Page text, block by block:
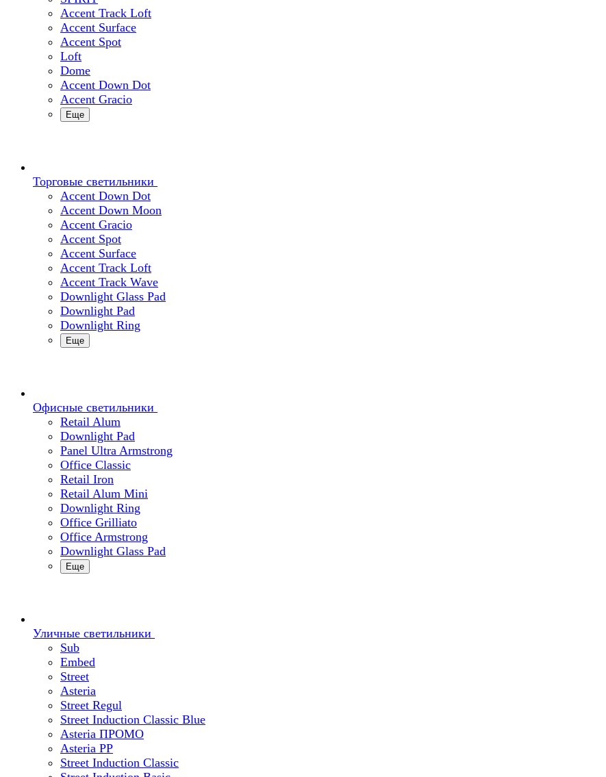
Accent Track Loft
Accent Surface
Accent Spot
Loft
Dome
Accent Down Dot
Accent Gracio
Еще
Торговые светильники
Accent Down Dot
Accent Down Moon
Accent Gracio
Accent Spot
Accent Surface
Accent Track Loft
Accent Track Wave
Downlight Glass Pad
Downlight Pad
Downlight Ring
Еще
Офисные светильники
Retail Alum
Downlight Pad
Panel Ultra Armstrong
Office Classic
Retail Iron
Retail Alum Mini
Downlight Ring
Office Grilliato
Office Armstrong
Downlight Glass Pad
Еще
Уличные светильники
Sub
Embed
Street
Asteria
Street Regul
Street Induction Classic Blue
Asteria ПРОМО
Asteria PP
Street Induction Classic